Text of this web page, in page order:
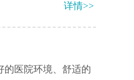
详情>>
的医院环境、舒适的